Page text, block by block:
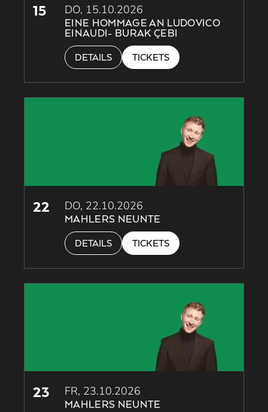
15 DO, 15.10.2026
EINE HOMMAGE AN LUDOVICO
EINAUDI- BURAK ÇEBI
DETAILS TICKETS
22 DO, 22.10.2026
MAHLERS NEUNTE
DETAILS TICKETS
23 FR, 23.10.2026
MAHLERS NEUNTE